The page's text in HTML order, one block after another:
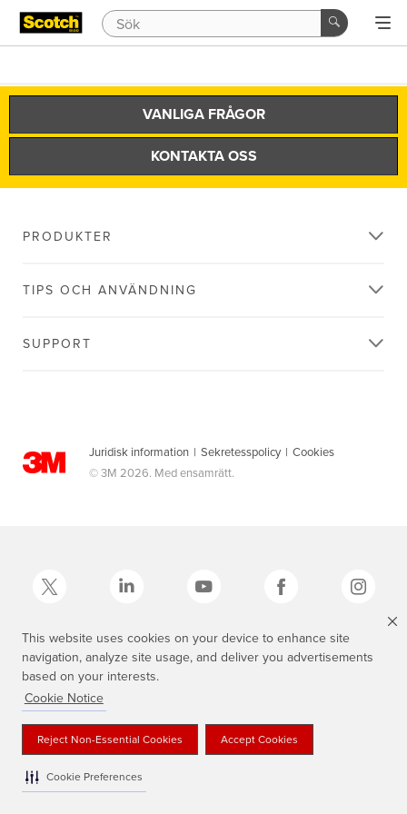
This website uses cookies on your device to enhance site
navigation, analyze site usage, and deliver you advertisements
based on your interests.
Cookie Notice
Reject Non-Essential Cookies Accept Cookies
Cookie Preferences
VANLIGA FRÅGOR
KONTAKTA OSS
PRODUKTER
TIPS OCH ANVÄNDNING
SUPPORT
Juridisk information | Sekretesspolicy | Cookies
© 3M 2026. Med ensamrätt.
3M, Scotch®, Magic och den skotskrutiga designen är varumärken som